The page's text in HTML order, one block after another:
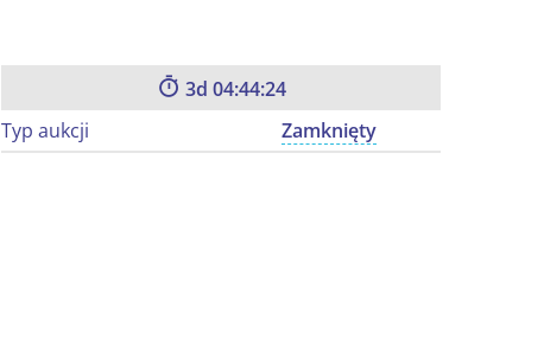
3
04:44:23
Typ aukcji
Zamknięty